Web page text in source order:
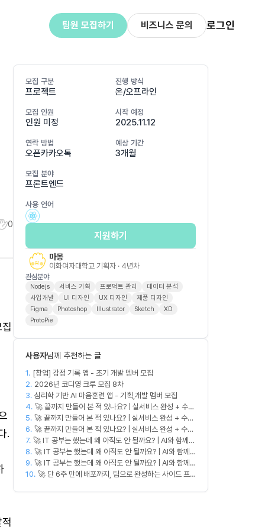
팀원 모집하기 비즈니스 문의 로그인
0
.
모집 구분
프로젝트
진행 방식
온/오프라인
모집 인원
인원 미정
시작 예정
2025.11.12
연락 방법
오픈카카오톡
예상 기간
3개월
모집 분야
프론트엔드
사용 언어
지원하기
마몽
이화여자대학교 기획자 · 4년차
관심분야
Nodejs 서비스 기획 프로덕트 관리
데이터 분석
사업개발
UI 디자인 UX 디자인
제품 디자인
Figma
Photoshop Illustrator Sketch
XD
ProtoPie
사용자님께 추천하는 글
1. [창업] 감정 기록 앱 - 초기 개발 멤버 모집
2. 2026년 코디영 크루 모집 8차
3. 심리학 기반 AI 마음훈련 앱 - 기획,개발 멤버 모집
4. 🚀 끝까지 만들어 본 적 있나요? | 실서비스 완성 + 수익
창출 모임 💰
5. 🚀 끝까지 만들어 본 적 있나요? | 실서비스 완성 + 수익
창출 모임 💰
6. 🚀 끝까지 만들어 본 적 있나요? | 실서비스 완성 + 수익
창출 모임 💰
7. 🚀 IT 공부는 했는데 왜 아직도 안 될까요? | AI와 함께
실무 중심 IT 모임 🤖
8. 🚀 IT 공부는 했는데 왜 아직도 안 될까요? | AI와 함께
실무 중심 IT 모임 🤖
9. 🚀 IT 공부는 했는데 왜 아직도 안 될까요? | AI와 함께
실무 중심 IT 모임 🤖
10. 🚀 단 6주 만에 배포까지, 팀으로 완성하는 사이드 프